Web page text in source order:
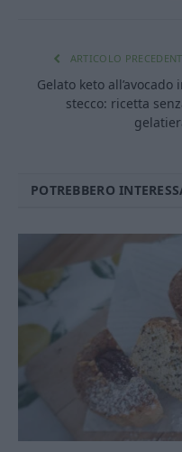
ARTICOLO
Gelato keto all’avocado
stecco: ricetta
POTREBBERO